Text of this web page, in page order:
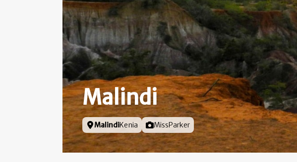
Malindi
Locatie
MalindiKenia Foto door
MissParker